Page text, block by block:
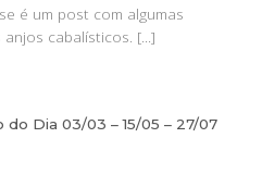
é um post com algumas
cabalísticos. [...]
Dia 03/03 – 15/05 – 27/07